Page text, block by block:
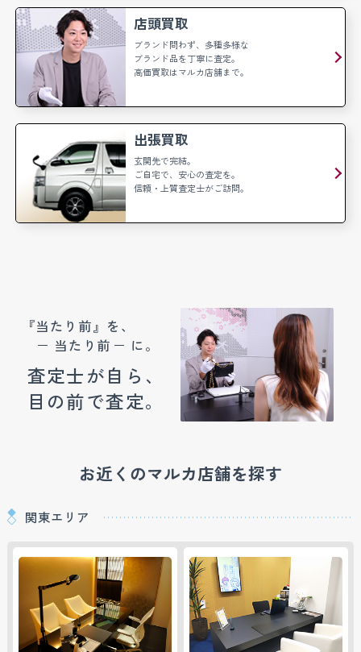
店頭買取
ブランド問わず、多種多様な
ブランド品を丁寧に査定。
高価買取はマルカ店舗まで。
出張買取
玄関先で完結。
ご自宅で、安心の査定を。
信頼・上質査定士がご訪問。
『当たり前』を、
当たり前
に。
査定士が自ら、
目の前で査定。
お近くのマルカ店舗を探す
関東エリア